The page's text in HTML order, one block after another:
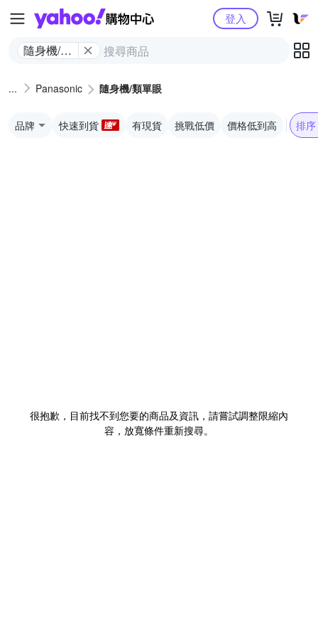
Yahoo購物中心
隨身機/類
登入
Panasonic 隨身機/類單眼
品牌 快速到貨 有現貨 挑戰低價 價格低到高 排序
很抱歉，目前找不到您要的商品及資訊，請嘗試調整限縮內
容，放寬條件重新搜尋。